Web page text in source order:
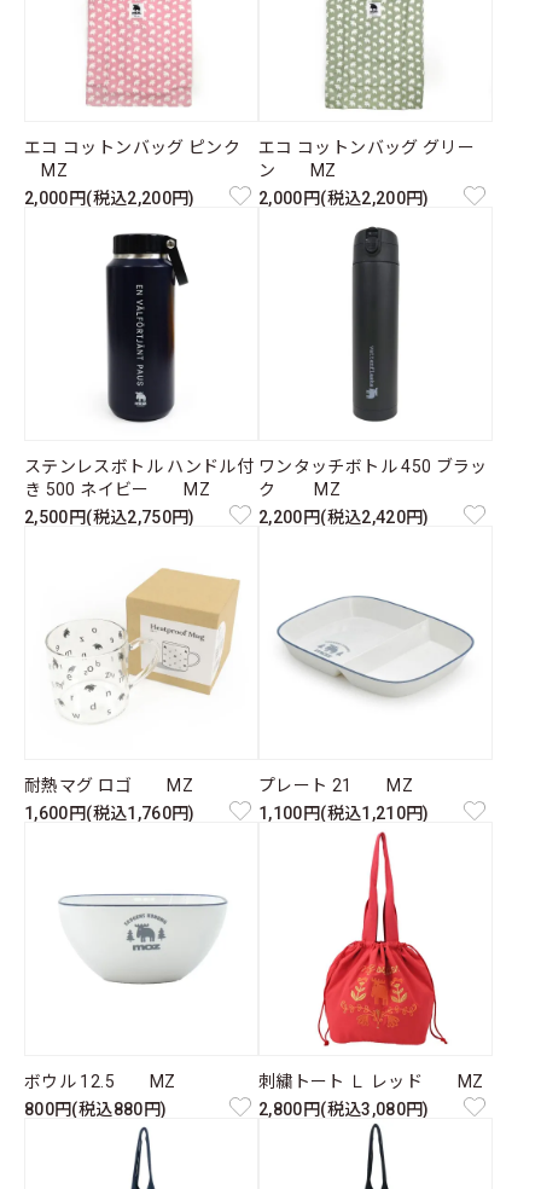
エコ コットンバッグ ピンク
MZ
2,000円(税込2,200円)
エコ コットンバッグ グリー
ン MZ
2,000円(税込2,200円)
ステンレスボトル ハンドル付
き 500 ネイビー MZ
2,500円(税込2,750円)
ワンタッチボトル 450 ブラッ
ク MZ
2,200円(税込2,420円)
耐熱マグ ロゴ MZ
1,600円(税込1,760円)
プレート 21 MZ
1,100円(税込1,210円)
ボウル 12.5 MZ
800円(税込880円)
刺繍トート Ｌ レッド MZ
2,800円(税込3,080円)